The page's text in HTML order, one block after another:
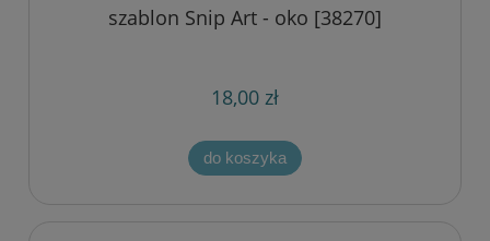
szablon Snip Art - oko [38270]
18,00 zł
do koszyka